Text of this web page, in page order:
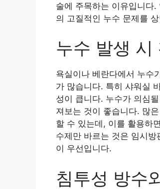
술에 주목하는 이유입니다
의 고질적인 누수 문제를
누수 발생 시
욕실이나 베란다에서 누수
가 많습니다. 특히 샤워실
성이 큽니다. 누수가 의심
져보는 것이 좋습니다. 많
할 수 있는데, 이를 활용하
수제만 바르는 것은 임시
이 우선입니다.
침투성 방수